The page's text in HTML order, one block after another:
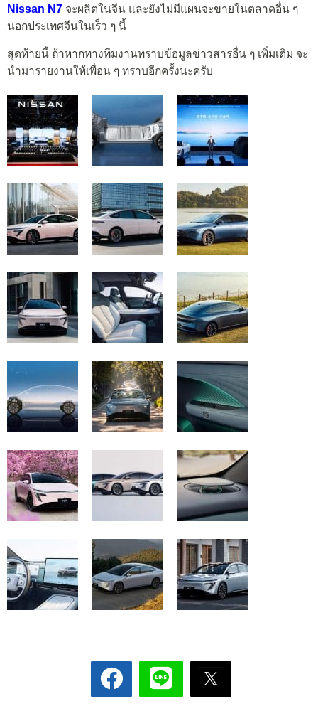
Nissan N7 จะผลิตในจีน และยังไม่มีแผนจะขายในตลาดอื่น ๆ
นอกประเทศจีนในเร็ว ๆ นี้
สุดท้ายนี้ ถ้าหากทางทีมงานทราบข้อมูลข่าวสารอื่น ๆ เพิ่มเติม จะ
นำมารายงานให้เพื่อน ๆ ทราบอีกครั้งนะครับ